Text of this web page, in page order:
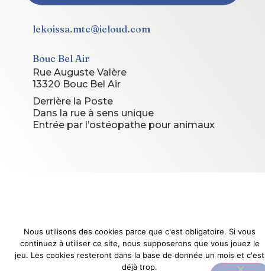
lekoissa.mtc@icloud.com
Bouc Bel Air
Rue Auguste Valère
13320 Bouc Bel Air
Derrière la Poste
Dans la rue à sens unique
Entrée par l’ostéopathe pour animaux
Nous utilisons des cookies parce que c'est obligatoire. Si vous
continuez à utiliser ce site, nous supposerons que vous jouez le
jeu. Les cookies resteront dans la base de donnée un mois et c'est
déjà trop.